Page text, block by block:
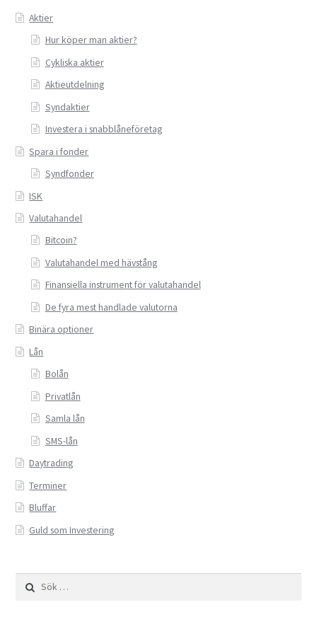
Samla ihop dina lån
SMS-lån
Terminer
Undvik bedragare
Valutahandel
Valutahandel med hävstång
Aktier
Hur köper man aktier?
Cykliska aktier
Aktieutdelning
Syndaktier
Investera i snabblåneföretag
Spara i fonder
Syndfonder
ISK
Valutahandel
Bitcoin?
Valutahandel med hävstång
Finansiella instrument för valutahandel
De fyra mest handlade valutorna
Binära optioner
Lån
Bolån
Privatlån
Samla lån
SMS-lån
Daytrading
Terminer
Bluffar
Guld som Investering
efter: